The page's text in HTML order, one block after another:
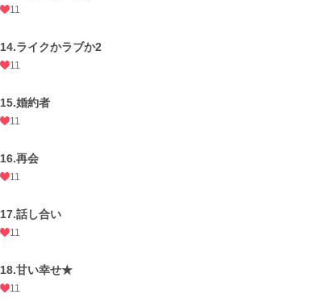
11
14.ライクかラブか2
11
15.婚約者
11
16.再会
11
17.話し合い
11
18.甘い幸せ★
11